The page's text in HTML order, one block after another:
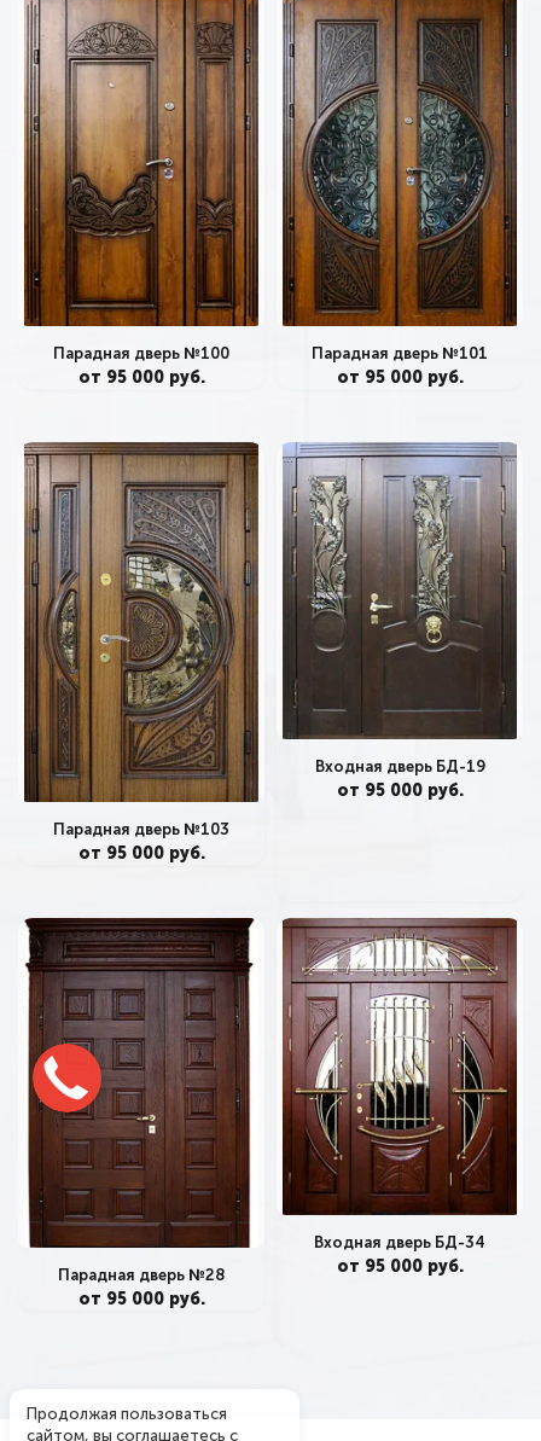
Парадная дверь №100
от 95 000 руб.
Парадная дверь №101
от 95 000 руб.
Парадная дверь №103
от 95 000 руб.
Входная дверь БД-19
от 95 000 руб.
Парадная дверь №28
от 95 000 руб.
Входная дверь БД-34
от 95 000 руб.
Продолжая пользоваться
сайтом, вы соглашаетесь с